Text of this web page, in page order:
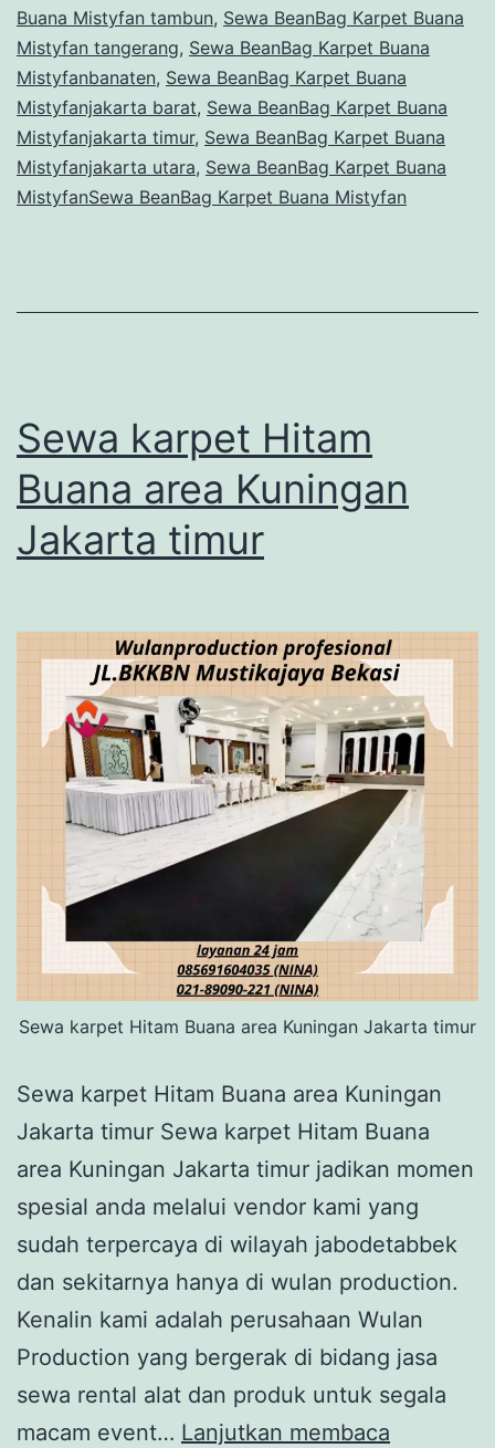
Buana Mistyfan tambun, Sewa BeanBag Karpet Buana
Mistyfan tangerang, Sewa BeanBag Karpet Buana
Mistyfanbanaten, Sewa BeanBag Karpet Buana
Mistyfanjakarta barat, Sewa BeanBag Karpet Buana
Mistyfanjakarta timur, Sewa BeanBag Karpet Buana
Mistyfanjakarta utara, Sewa BeanBag Karpet Buana
MistyfanSewa BeanBag Karpet Buana Mistyfan
Sewa karpet Hitam
Buana area Kuningan
Jakarta timur
Sewa karpet Hitam Buana area Kuningan Jakarta timur
Sewa karpet Hitam Buana area Kuningan
Jakarta timur Sewa karpet Hitam Buana
area Kuningan Jakarta timur jadikan momen
spesial anda melalui vendor kami yang
sudah terpercaya di wilayah jabodetabbek
dan sekitarnya hanya di wulan production.
Kenalin kami adalah perusahaan Wulan
Production yang bergerak di bidang jasa
sewa rental alat dan produk untuk segala
macam event… Lanjutkan membaca